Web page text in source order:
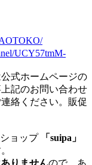
UCY57tmM-
式ホームページの
記のお問い合わせ
絡ください。販促
ョップ
「suipa」